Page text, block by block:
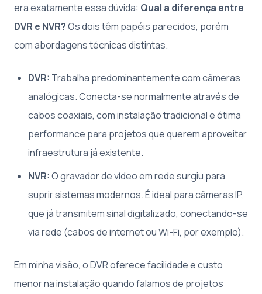
era exatamente essa dúvida: Qual a diferença entre
DVR e NVR?Os dois têm papéis parecidos, porém
com abordagens técnicas distintas.
DVR: Trabalha predominantemente com câmeras
analógicas. Conecta-se normalmente através de
cabos coaxiais, com instalação tradicional e ótima
performance para projetos que querem aproveitar
infraestrutura já existente.
NVR:O gravador de vídeo em rede surgiu para
suprir sistemas modernos. É ideal para câmeras IP,
que já transmitem sinal digitalizado, conectando-se
via rede (cabos de internet ou Wi-Fi, por exemplo).
Em minha visão, o DVR oferece facilidade e custo
menor na instalação quando falamos de projetos